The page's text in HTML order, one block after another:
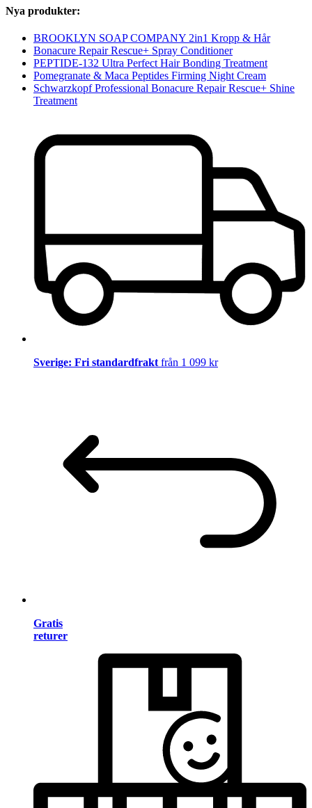
Nya produkter:
BROOKLYN SOAP COMPANY 2in1 Kropp & Hår
Bonacure Repair Rescue+ Spray Conditioner
PEPTIDE-132 Ultra Perfect Hair Bonding Treatment
Pomegranate & Maca Peptides Firming Night Cream
Schwarzkopf Professional Bonacure Repair Rescue+ Shine
Treatment
Sverige: Fri standardfrakt från 1 099 kr
Gratis
returer